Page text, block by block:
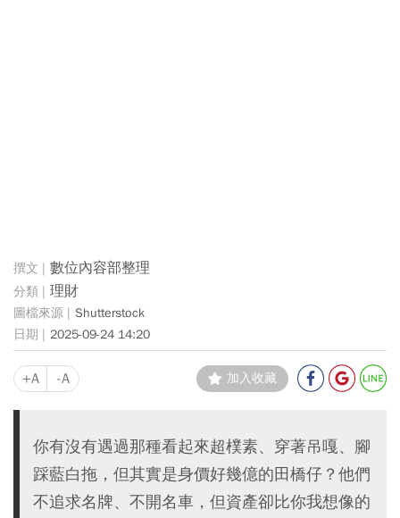
數位內容部整理
理財
Shutterstock
2025-09-24 14:20
+A -A 加入收藏
你有沒有遇過那種看起來超樸素、穿著吊嘎、腳
踩藍白拖，但其實是身價好幾億的田橋仔？他們
不追求名牌、不開名車，但資產卻比你我想像的